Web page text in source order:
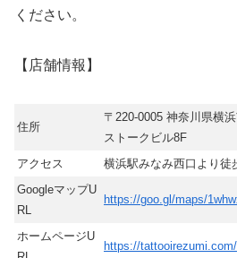
ください。
【店舗情報】
住所
〒220-0005 神奈川県横
ストークビル8F
アクセス
横浜駅みなみ西口より徒
GoogleマップU
RL
https://goo.gl/maps/
ホームページU
https://tattooirezumi.com/